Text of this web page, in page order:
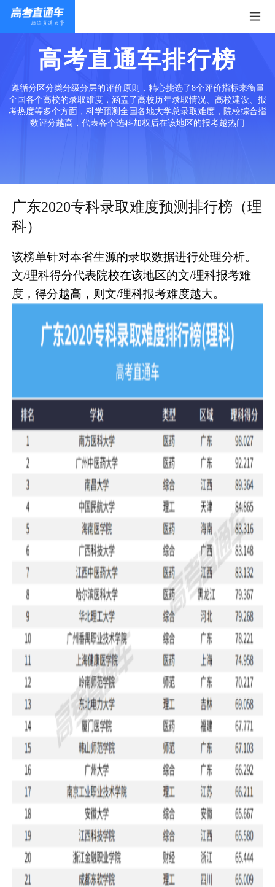
高考直通车排行榜
遵循分区分类分级分层的评价原则，精心挑选了8个评价指标来衡量
全国各个高校的录取难度，涵盖了高校历年录取情况、高校建设、报
考热度等多个方面，科学预测全国各地大学总录取难度，院校综合指
数评分越高，代表各个选科加权后在该地区的报考越热门
广东2020专科录取难度预测排行榜（理
科）
该榜单针对本省生源的录取数据进行处理分析。
文/理科得分代表院校在该地区的文/理科报考难
度，得分越高，则文/理科报考难度越大。